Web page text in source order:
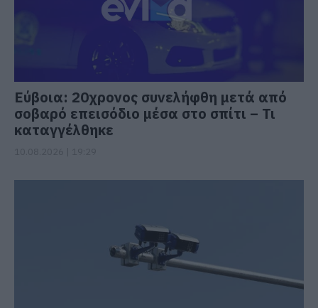
Εύβοια: 20χρονος συνελήφθη μετά από
σοβαρό επεισόδιο μέσα στο σπίτι – Τι
καταγγέλθηκε